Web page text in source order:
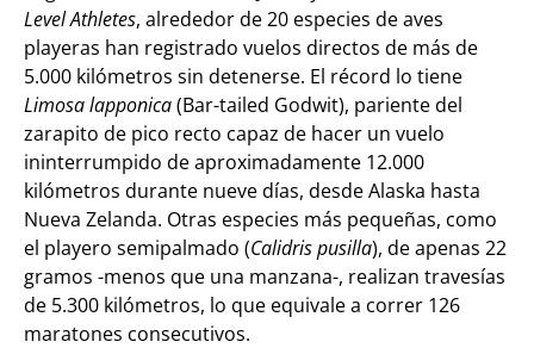
Level Athletes, alrededor de 20 especies de aves
playeras han registrado vuelos directos de más de
5.000 kilómetros sin detenerse. El récord lo tiene
Limosa lapponica(Bar-tailed Godwit), pariente del
zarapito de pico recto capaz de hacer un vuelo
ininterrumpido de aproximadamente 12.000
kilómetros durante nueve días, desde Alaska hasta
Nueva Zelanda. Otras especies más pequeñas, como
el playero semipalmado (Calidris pusilla), de apenas 22
gramos -menos que una manzana-, realizan travesías
de 5.300 kilómetros, lo que equivale a correr 126
maratones consecutivos.